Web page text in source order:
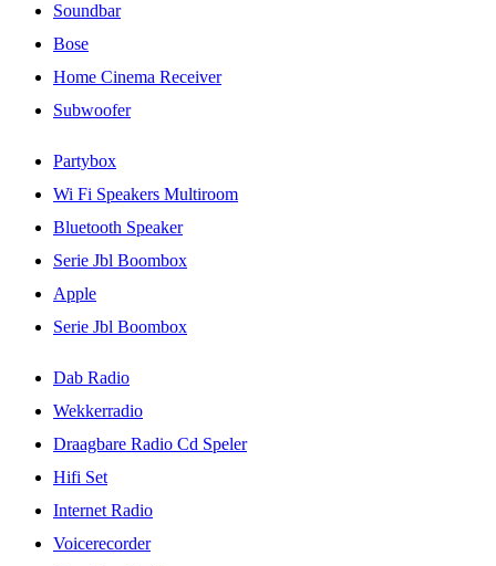
Soundbar
Bose
Home Cinema Receiver
Subwoofer
Partybox
Wi Fi Speakers Multiroom
Bluetooth Speaker
Serie Jbl Boombox
Apple
Serie Jbl Boombox
Dab Radio
Wekkerradio
Draagbare Radio Cd Speler
Hifi Set
Internet Radio
Voicerecorder